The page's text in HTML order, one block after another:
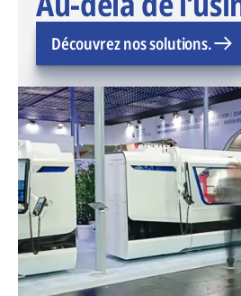
Découvrez nos solutions.